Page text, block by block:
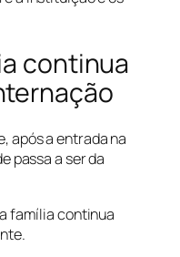
continua
após a entrada na
passa a ser da
família continua